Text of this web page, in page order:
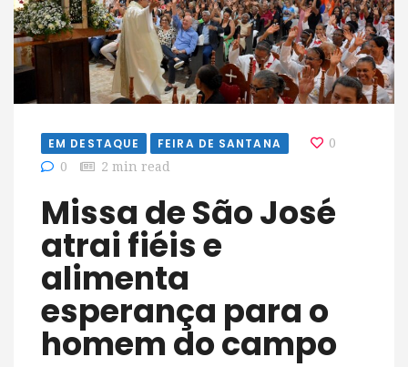
EM DESTAQUE FEIRA DE SANTANA
0
0
2 min read
Missa de São José
atrai fiéis e
alimenta
esperança para o
homem do campo